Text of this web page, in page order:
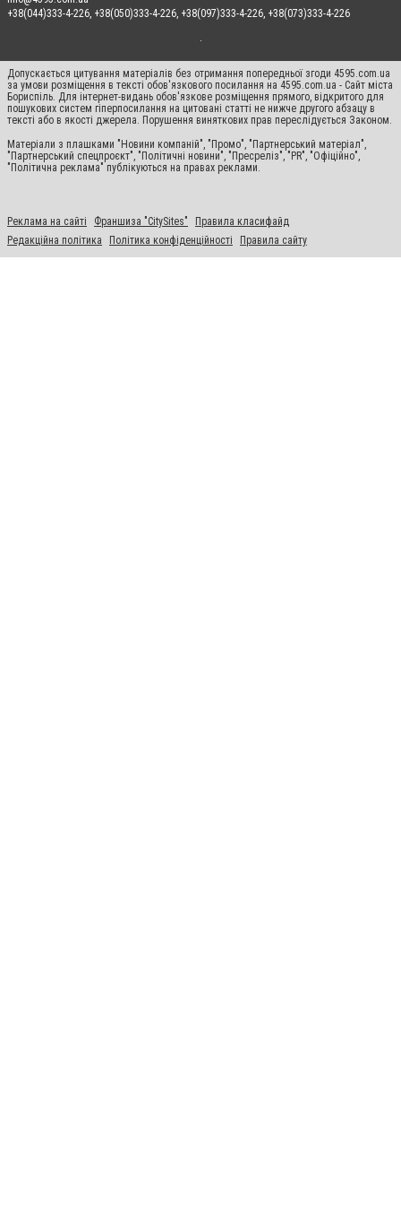
+38(044)333-4-226, +38(050)333-4-226, +38(097)333-4-226, +38(073)333-4-226
Допускається цитування матеріалів без отримання попередньої згоди 4595.com.ua
за умови розміщення в тексті обов'язкового посилання на 4595.com.ua - Сайт міста
Бориспіль. Для інтернет-видань обов'язкове розміщення прямого, відкритого для
пошукових систем гіперпосилання на цитовані статті не нижче другого абзацу в
тексті або в якості джерела. Порушення виняткових прав переслідується Законом.
Матеріали з плашками "Новини компаній", "Промо", "Партнерський матеріал",
"Партнерський спецпроєкт", "Політичні новини", "Пресреліз", "PR", "Офіційно",
"Політична реклама" публікуються на правах реклами.
Реклама на сайті Франшиза "CitySites"
Правила класифайд
Редакційна політика
Політика конфіденційності Правила сайту